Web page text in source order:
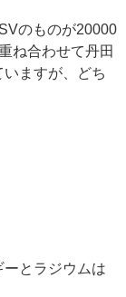
のものが20000
ね合わせて丹田
ますが、どち
とラジウムは